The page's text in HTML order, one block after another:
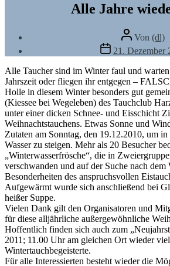
Alle Jahre
Beitragsautor
Von (dl)
21. Dezember
Alle Taucher sind im Winter faul und
Jahrszeit oder fliegen ihr entgegen –
Holle in diesem Winter besonders gut
(Kiessee bei Wegeleben) des Tauchclub
unter einer dicken Schnee- und Eisschicht
Weihnachtstauchens. Etwas Sonne und
Zutaten am Sonntag, den 19.12.2010, um in
Wasser zu steigen. Mehr als 20 Besucher
„Winterwasserfrösche“, die in
verschwanden und auf der Suche nach dem
Besonderheiten des anspruchsvollen
Aufgewärmt wurde sich anschließend bei
heißer Suppe.
Vielen Dank gilt den Organisatoren und
für diese alljährliche außergewöhnliche
Hoffentlich finden sich auch zum
2011; 11.00 Uhr am gleichen Ort wieder
Wintertauchbegeisterte.
Für alle Interessierten besteht wieder die